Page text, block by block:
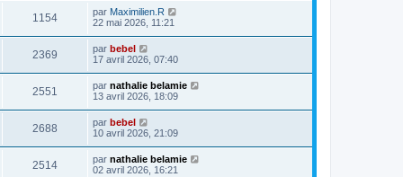
1154 par Maximilien.R
22 mai 2026, 11:21
2369 par bebel
17 avril 2026, 07:40
2551 par nathalie belamie
13 avril 2026, 18:09
2688 par bebel
10 avril 2026, 21:09
2514 par nathalie belamie
02 avril 2026, 16:21